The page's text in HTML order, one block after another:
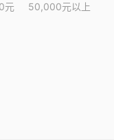
元 50,000元以上